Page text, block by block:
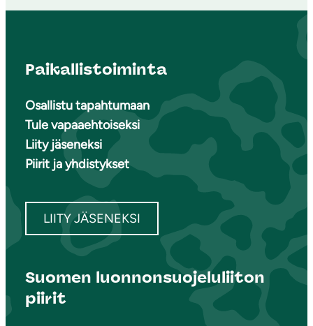
Paikallistoiminta
Osallistu tapahtumaan
Tule vapaaehtoiseksi
Liity jäseneksi
Piirit ja yhdistykset
LIITY JÄSENEKSI
Suomen luonnonsuojeluliiton
piirit